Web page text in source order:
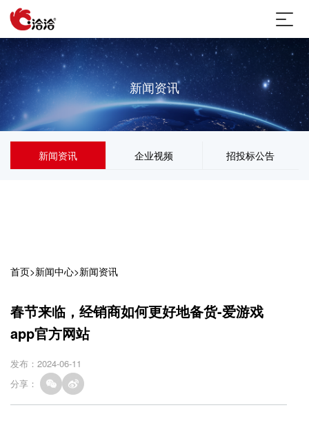
新闻资讯
新闻资讯 企业视频 招投标公告
首页>新闻中心>新闻资讯
春节来临，经销商如何更好地备货-爱游戏
app官方网站
发布：2024-06-11
分享：